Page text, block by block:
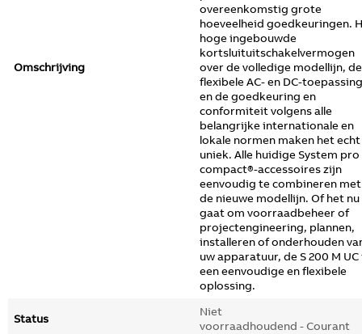
Omschrijving
overeenkomstig grote
hoeveelheid goedkeuringen.
hoge ingebouwde
kortsluituitschakelvermogen
over de volledige modellijn, de
flexibele AC- en DC-toepassing
en de goedkeuring en
conformiteit volgens alle
belangrijke internationale en
lokale normen maken het echt
uniek. Alle huidige System pro
compact®-accessoires zijn
eenvoudig te combineren met
de nieuwe modellijn. Of het nu
gaat om voorraadbeheer of
projectengineering, plannen,
installeren of onderhouden
uw apparatuur, de S 200 M UC
een eenvoudige en flexibele
oplossing.
Status
Niet
voorraadhoudend - Courant